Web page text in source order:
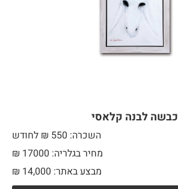
כבשה לבנה קלאסי
השכרה: 550 ₪ לחודש
מחיר בגלריה: 17000 ₪
מבצע באתר:
₪ 14,000